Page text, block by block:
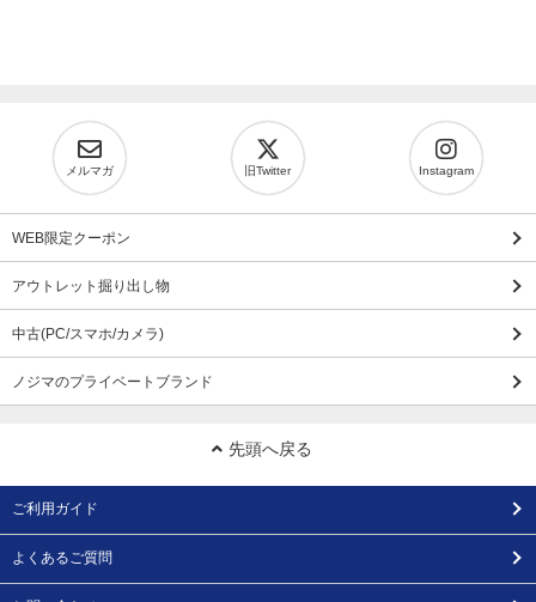
メルマガ 旧Twitter Instagram
WEB限定クーポン
アウトレット掘り出し物
中古(PC/スマホ/カメラ)
ノジマのプライベートブランド
先頭へ戻る
ご利用ガイド
よくあるご質問